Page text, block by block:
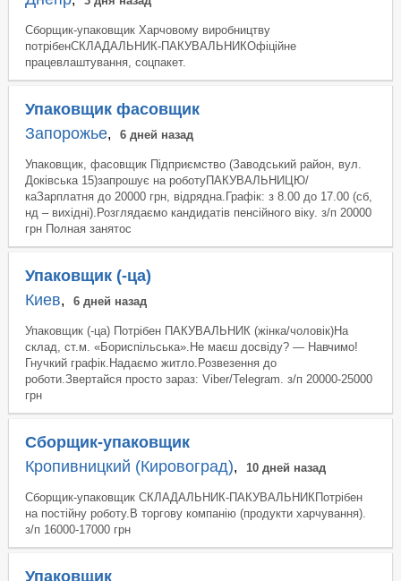
Сборщик-упаковщик Харчовому виробництву
потрібенСКЛАДАЛЬНИК-ПАКУВАЛЬНИКОфіційне
працевлаштування, соцпакет.
Упаковщик фасовщик
Запорожье, 6 дней назад
Упаковщик, фасовщик Підприємство (Заводський район, вул.
Доківська 15)запрошує на роботуПАКУВАЛЬНИЦЮ/
каЗарплатня до 20000 грн, відрядна.Графік: з 8.00 до 17.00 (сб,
нд – вихідні).Розглядаємо кандидатів пенсійного віку. з/п 20000
грн Полная занятос
Упаковщик (-ца)
Киев, 6 дней назад
Упаковщик (-ца) Потрібен ПАКУВАЛЬНИК (жінка/чоловік)На
склад, ст.м. «Бориспільська».Не маєш досвіду? — Навчимо!
Гнучкий графік.Надаємо житло.Розвезення до
роботи.Звертайся просто зараз: Viber/Telegram. з/п 20000-25000
грн
Сборщик-упаковщик
Кропивницкий (Кировоград), 10 дней назад
Сборщик-упаковщик СКЛАДАЛЬНИК-ПАКУВАЛЬНИКПотрібен
на постійну роботу.В торгову компанію (продукти харчування).
з/п 16000-17000 грн
Упаковщик